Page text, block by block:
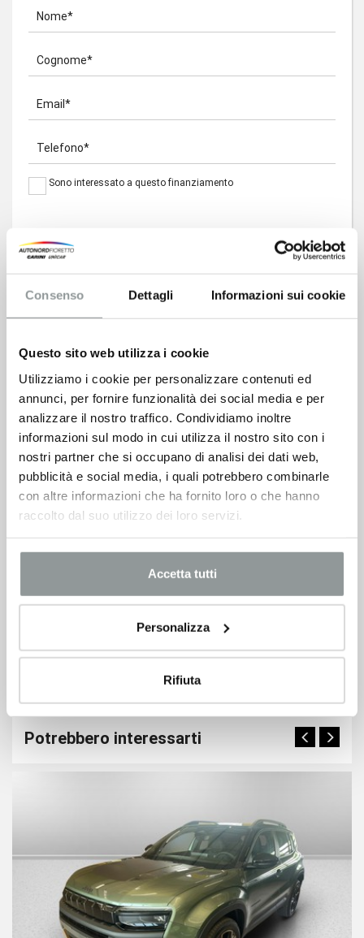
Consenso Dettagli Informazioni sui cookie
Questo sito web utilizza i cookie
Utilizziamo i cookie per personalizzare contenuti ed
annunci, per fornire funzionalità dei social media e per
analizzare il nostro traffico. Condividiamo inoltre
informazioni sul modo in cui utilizza il nostro sito con i
nostri partner che si occupano di analisi dei dati web,
pubblicità e social media, i quali potrebbero combinarle
con altre informazioni che ha fornito loro o che hanno
raccolto dal suo utilizzo dei loro servizi.
Accetta tutti
Personalizza
Rifiuta
Nome*
Cognome*
Email*
Telefono*
Sono interessato a questo finanziamento
SCARICA SCHEDA PDF
800 300 007
Questo veicolo è disponibile presso
Unicar
Prenota un Test Drive
Potrebbero interessarti